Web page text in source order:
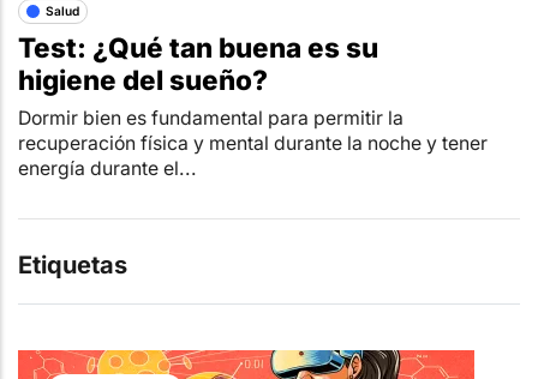
Salud
Test: ¿Qué tan buena es su
higiene del sueño?
Dormir bien es fundamental para permitir la
recuperación física y mental durante la noche y tener
energía durante el...
Etiquetas